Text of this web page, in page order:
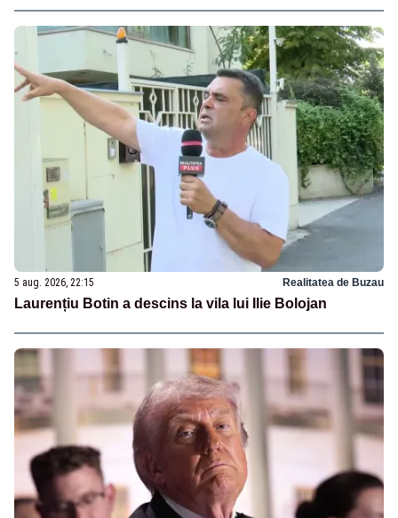
5 aug. 2026, 22:15 Realitatea de Buzau
Laurențiu Botin a descins la vila lui Ilie Bolojan